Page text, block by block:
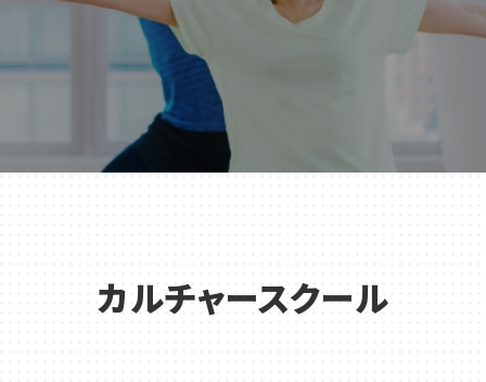
カルチャースクール